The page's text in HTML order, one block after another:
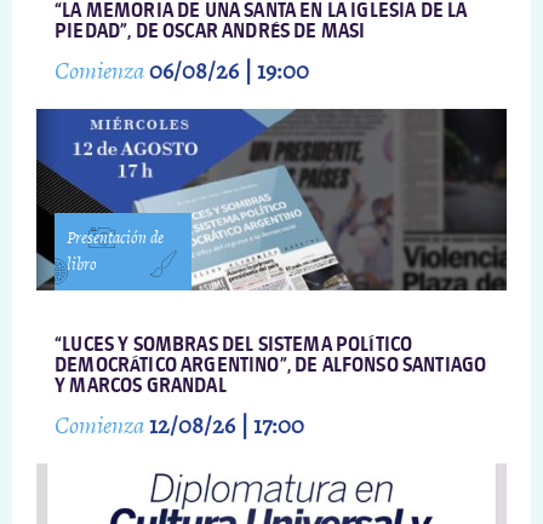
“LA MEMORIA DE UNA SANTA EN LA IGLESIA DE LA
PIEDAD”, DE OSCAR ANDRÉS DE MASI
Comienza06/08/26 | 19:00
Presentación de
libro
“LUCES Y SOMBRAS DEL SISTEMA POLÍTICO
DEMOCRÁTICO ARGENTINO”, DE ALFONSO SANTIAGO
Y MARCOS GRANDAL
Comienza12/08/26 | 17:00